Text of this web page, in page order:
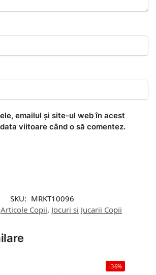
emailul și site-ul web în acest
viitoare când o să comentez.
SKU: MRKT10096
Articole Copii, Jocuri si Jucarii Copii
-36%